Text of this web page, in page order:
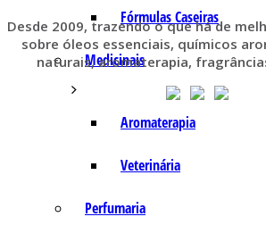
Fórmulas Caseiras
Medicinais
Aromaterapia
Veterinária
Perfumaria
Desde 2009, trazendo o que há de
sobre óleos essenciais, químicos
naturais, aromaterapia,